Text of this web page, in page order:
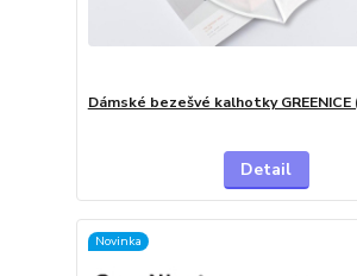
Dámské bezešvé kalhotky GREENICE
Detail
Novinka